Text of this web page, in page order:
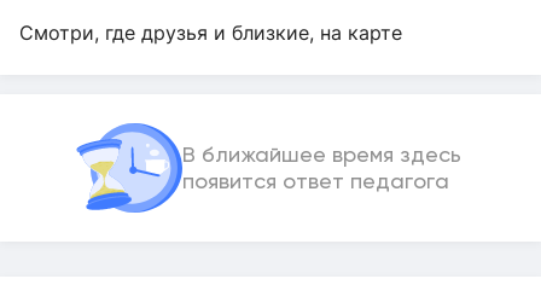
Смотри, где друзья и близкие, на карте
В ближайшее время здесь
появится ответ педагога